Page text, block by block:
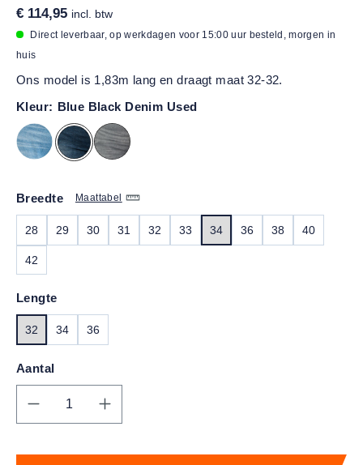
€ 114,95 incl. btw
Direct leverbaar, op werkdagen voor 15:00 uur besteld, morgen in
huis
Ons model is 1,83m lang en draagt maat 32-32.
Kleur: Blue Black Denim Used
Maattabel
Breedte
28 29 30 31 32 33 34 36 38 40
42
Lengte
32 34 36
Aantal
Producthoeveelheid: Voer de gewenste